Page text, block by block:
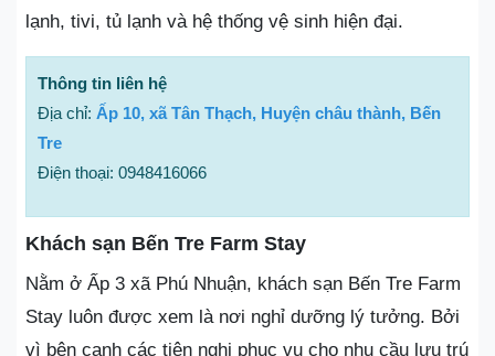
lạnh, tivi, tủ lạnh và hệ thống vệ sinh hiện đại.
Thông tin liên hệ
Địa chỉ: Ấp 10, xã Tân Thạch, Huyện châu thành, Bến
Tre
Điện thoại: 0948416066
Khách sạn Bến Tre Farm Stay
Nằm ở Ấp 3 xã Phú Nhuận, khách sạn Bến Tre Farm
Stay luôn được xem là nơi nghỉ dưỡng lý tưởng. Bởi
vì bên cạnh các tiện nghi phục vụ cho nhu cầu lưu trú